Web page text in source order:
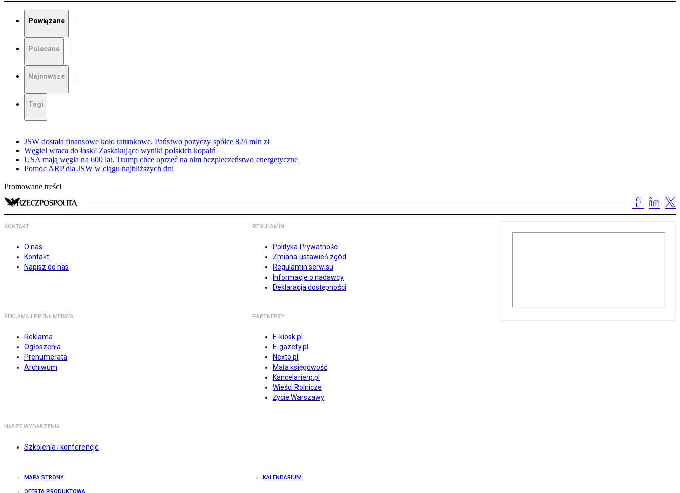
Powiązane
Polecane
Najnowsze
Tagi
JSW dostała finansowe koło ratunkowe. Państwo pożyczy spółce 824 mln zł
Węgiel wraca do łask? Zaskakujące wyniki polskich kopalń
USA mają węgla na 600 lat. Trump chce oprzeć na nim bezpieczeństwo energetyczne
Pomoc ARP dla JSW w ciągu najbliższych dni
Promowane treści
KONTAKT
O nas
Kontakt
Napisz do nas
REGULAMIN
Polityka Prywatności
Zmiana ustawień zgód
Regulamin serwisu
Informacje o nadawcy
Deklaracja dostępności
REKLAMA I PRENUMERATA
Reklama
Ogłoszenia
Prenumerata
Archiwum
PARTNERZY
E-kiosk.pl
E-gazety.pl
Nexto.pl
Mała księgowość
Kancelarierp.pl
Wieści Rolnicze
Życie Warszawy
NASZE WYDARZENIA
Szkolenia i konferencje
MAPA STRONY KALENDARIUM